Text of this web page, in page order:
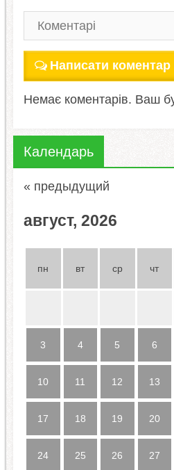
Написати коментар
Немає коментарів. Ваш
Календарь
« предыдущий
август, 2026
пн вт ср чт
3 4 5 6
10 11 12 13
17 18 19 20
24 25 26 27